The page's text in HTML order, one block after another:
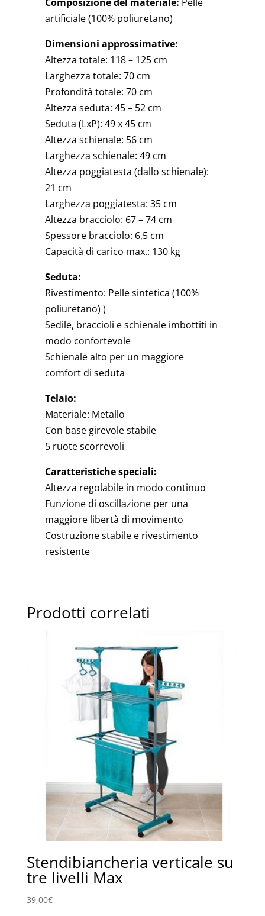
Regolabile
colori
quantità
artificiale (100% poliuretano)
Dimensioni approssimative:
Altezza totale: 118 – 125 cm
Larghezza totale: 70 cm
Profondità totale: 70 cm
Altezza seduta: 45 – 52 cm
Seduta (LxP): 49 x 45 cm
Altezza schienale: 56 cm
Larghezza schienale: 49 cm
Altezza poggiatesta (dallo schienale):
21 cm
Larghezza poggiatesta: 35 cm
Altezza bracciolo: 67 – 74 cm
Spessore bracciolo: 6,5 cm
Capacità di carico max.: 130 kg
Seduta:
Rivestimento: Pelle sintetica (100%
poliuretano) )
Sedile, braccioli e schienale imbottiti in
modo confortevole
Schienale alto per un maggiore
comfort di seduta
Telaio:
Materiale: Metallo
Con base girevole stabile
5 ruote scorrevoli
Caratteristiche speciali:
Altezza regolabile in modo continuo
Funzione di oscillazione per una
maggiore libertà di movimento
Costruzione stabile e rivestimento
resistente
Prodotti correlati
Stendibiancheria verticale su
tre livelli Max
39,00€